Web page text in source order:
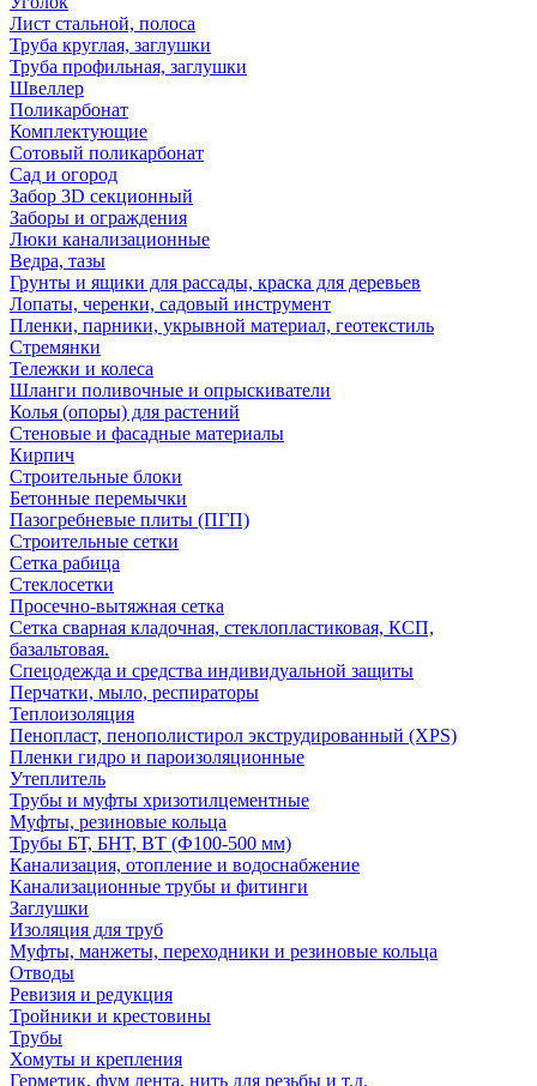
Лист стальной, полоса
Труба круглая, заглушки
Труба профильная, заглушки
Швеллер
Поликарбонат
Комплектующие
Сотовый поликарбонат
Сад и огород
Забор 3D секционный
Заборы и ограждения
Люки канализационные
Ведра, тазы
Грунты и ящики для рассады, краска для деревьев
Лопаты, черенки, садовый инструмент
Пленки, парники, укрывной материал, геотекстиль
Стремянки
Тележки и колеса
Шланги поливочные и опрыскиватели
Колья (опоры) для растений
Стеновые и фасадные материалы
Кирпич
Строительные блоки
Бетонные перемычки
Пазогребневые плиты (ПГП)
Строительные сетки
Сетка рабица
Стеклосетки
Просечно-вытяжная сетка
Сетка сварная кладочная, стеклопластиковая, КСП,
базальтовая.
Спецодежда и средства индивидуальной защиты
Перчатки, мыло, респираторы
Теплоизоляция
Пенопласт, пенополистирол экструдированный (XPS)
Пленки гидро и пароизоляционные
Утеплитель
Трубы и муфты хризотилцементные
Муфты, резиновые кольца
Трубы БТ, БНТ, ВТ (Ф100-500 мм)
Канализация, отопление и водоснабжение
Канализационные трубы и фитинги
Заглушки
Изоляция для труб
Муфты, манжеты, переходники и резиновые кольца
Отводы
Ревизия и редукция
Тройники и крестовины
Трубы
Хомуты и крепления
Герметик, фум лента, нить для резьбы и т.д.